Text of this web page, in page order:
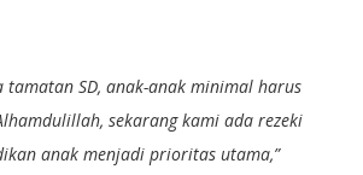
tamatan SD, anak-anak minimal harus
sekarang kami ada rezeki
anak menjadi prioritas utama,”